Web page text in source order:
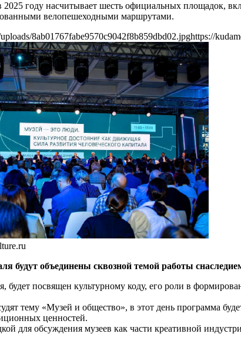
году насчитывает шесть официальных площадок,
велопешеходными маршрутами.
8ab01767fabe9570c9042f8b859dbd02.jpghttps://
будут объединены сквозной темой работы
будет посвящен культурному коду, его роли в
тему «Музей и общество», в этот день программа
ценностей.
для обсуждения музеев как части креативной